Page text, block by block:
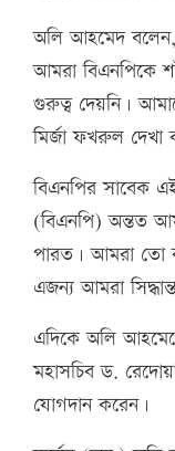
অলি আহমেদ
আমরা বিএনপিকে
গুরুত্ব দেয়নি।
মির্জা ফখরুল দেখা
বিএনপির সাবেক
(বিএনপি) অন্তত
পারত। আমরা তো
এজন্য আমরা
এদিকে অলি
মহাসচিব ড.
যোগদান করেন।